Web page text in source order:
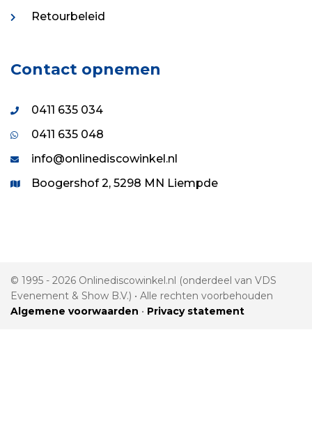
Retourbeleid
Contact opnemen
0411 635 034
0411 635 048
info@onlinediscowinkel.nl
Boogershof 2, 5298 MN Liempde
© 1995 - 2026 Onlinediscowinkel.nl (onderdeel van VDS
Evenement & Show B.V.) • Alle rechten voorbehouden
Algemene voorwaarden • Privacy statement